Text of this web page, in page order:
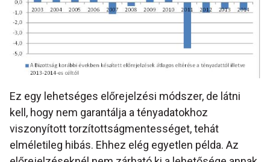
Ez egy lehetséges előrejelzési módszer, de látni
kell, hogy nem garantálja a tényadatokhoz
viszonyított torzítottságmentességet, tehát
elméletileg hibás. Ehhez elég egyetlen példa. Az